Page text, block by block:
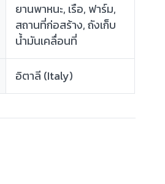
ยานพาหนะ, เรือ, ฟาร์ม,
สถานที่ก่อสร้าง, ถังเก็บ
น้ำมันเคลื่อนที่
อิตาลี (Italy)